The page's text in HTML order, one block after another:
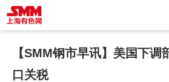
【SMM钢市早讯】美国下调
口关税